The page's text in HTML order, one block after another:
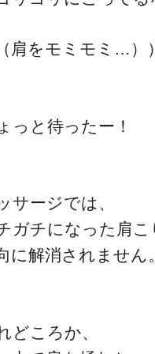
肩をモミモミ…））
っと待ったー！
サージでは、
ガチになった肩こ
に解消されません。
どころか、